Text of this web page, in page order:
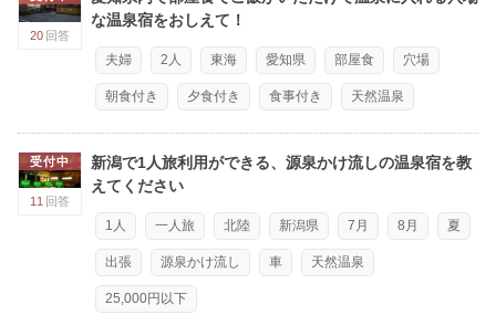
20 回答
な温泉宿をおしえて！
夫婦 2人 東海 愛知県 部屋食 穴場
朝食付き 夕食付き 食事付き 天然温泉
受付中
11 回答
新潟で1人旅利用ができる、源泉かけ流しの温泉宿を教
えてください
1人 一人旅 北陸 新潟県 7月 8月 夏
出張 源泉かけ流し 車 天然温泉
25,000円以下